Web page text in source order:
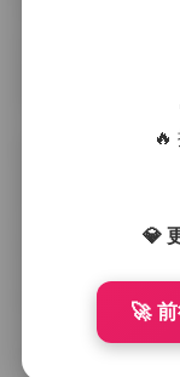
耳钉或是帆布包
感。这种低调却
然，仿佛是邻家
视频部分则更侧
一段咖啡拉花的
白色花纹，嘴角
镜头中，她随风
线条，背景的城
出一种悠闲的都
移动，使观众能
整体而言，这个
与分享之间的平
态，而是通过光
🔥
💎
🚀